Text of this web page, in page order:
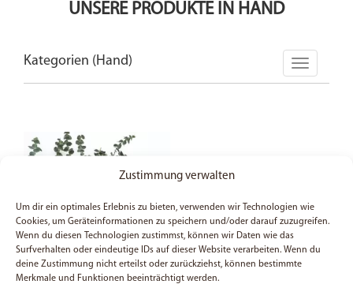
Zustimmung verwalten
Um dir ein optimales Erlebnis zu bieten, verwenden wir Technologien wie
Cookies, um Geräteinformationen zu speichern und/oder darauf zuzugreifen.
Wenn du diesen Technologien zustimmst, können wir Daten wie das
Surfverhalten oder eindeutige IDs auf dieser Website verarbeiten. Wenn du
deine Zustimmung nicht erteilst oder zurückziehst, können bestimmte
Merkmale und Funktionen beeinträchtigt werden.
UNSERE PRODUKTE IN HAND
Kategorien (Hand)